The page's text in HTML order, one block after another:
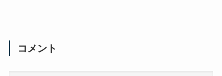
コメント